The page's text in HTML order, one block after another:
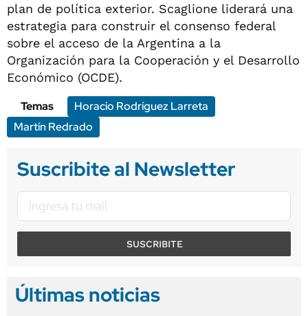
plan de política exterior. Scaglione liderará una
estrategia para construir el consenso federal
sobre el acceso de la Argentina a la
Organización para la Cooperación y el Desarrollo
Económico (OCDE).
Temas
Horacio Rodríguez Larreta
Martín Redrado
Suscribite al Newsletter
SUSCRIBITE
Últimas noticias